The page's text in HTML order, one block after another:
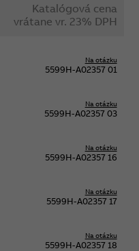
Katalógová cena
vrátane vr. 23% DPH
Na otázku
5599H-A02357 01
Na otázku
5599H-A02357 03
Na otázku
5599H-A02357 16
Na otázku
5599H-A02357 17
Na otázku
5599H-A02357 18